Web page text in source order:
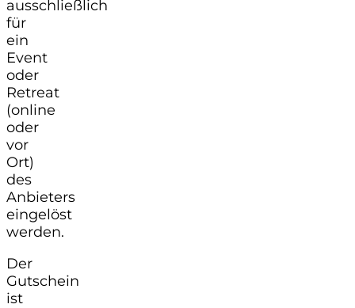
ausschließlich
für
ein
Event
oder
Retreat
(online
oder
vor
Ort)
des
Anbieters
eingelöst
werden.
Der
Gutschein
ist